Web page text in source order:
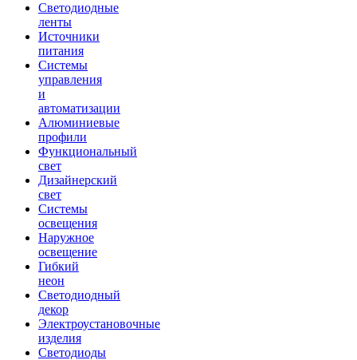
Светодиодные
ленты
Источники
питания
Системы
управления
и
автоматизации
Алюминиевые
профили
Функциональный
свет
Дизайнерский
свет
Системы
освещения
Наружное
освещение
Гибкий
неон
Светодиодный
декор
Электроустановочные
изделия
Светодиоды